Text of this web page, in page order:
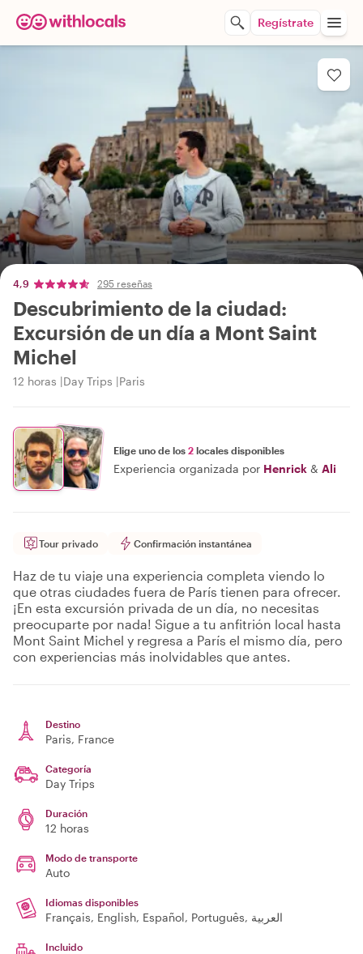
Regístrate
4,9 295 reseñas
Descubrimiento de la ciudad:
Excursión de un día a Mont Saint
Michel
12 horas Day Trips Paris
Elige uno de los 2 locales disponibles
Experiencia organizada por Henrick & Ali
Tour privado Confirmación instantánea
Haz de tu viaje una experiencia completa viendo lo
que otras ciudades fuera de París tienen para ofrecer.
¡En esta excursión privada de un día, no necesitas
preocuparte por nada! Sigue a tu anfitrión local hasta
Mont Saint Michel y regresa a París el mismo día, pero
con experiencias más inolvidables que antes.
Destino
Paris, France
Categoría
Day Trips
Duración
12 horas
Modo de transporte
Auto
Idiomas disponibles
Français, English, Español, Português, العربية
Incluido